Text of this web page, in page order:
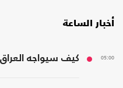
أخبار الساعة
05:00 كيف سيواجه